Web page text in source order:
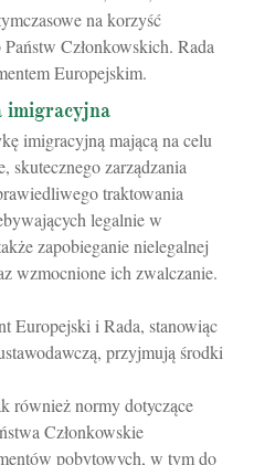
na korzyść
Członkowskich. Rada
Europejskim.
imigracyjną mającą na celu
skutecznego zarządzania
traktowania
legalnie w
zapobieganie nielegalnej
wzmocnione ich zwalczanie.
Europejski i Rada, stanowiąc
przyjmują środki
również normy dotyczące
Członkowskie
pobytowych, w tym do